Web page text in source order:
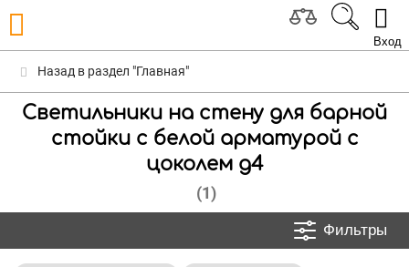
Вход
Назад в раздел "Главная"
Светильники на стену для барной
стойки с белой арматурой с
цоколем g4
(1)
Фильтры